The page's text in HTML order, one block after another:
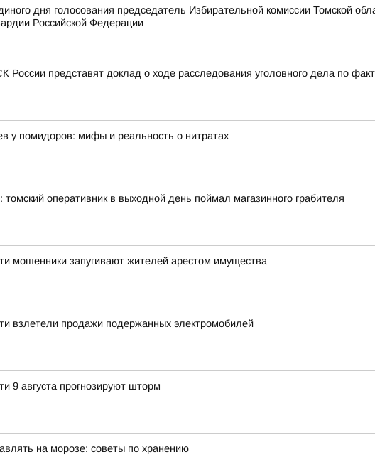
дня голосования председатель Избирательной комиссии Томской
Российской Федерации
России представят доклад о ходе расследования уголовного дела по
у помидоров: мифы и реальность о нитратах
оперативник в выходной день поймал магазинного грабителя
мошенники запугивают жителей арестом имущества
взлетели продажи подержанных электромобилей
9 августа прогнозируют шторм
на морозе: советы по хранению